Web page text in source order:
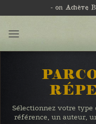
- on Achève
Sélectionnez votre type
référence, un auteur,